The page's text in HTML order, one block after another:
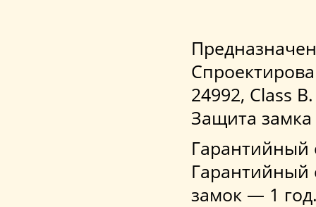
24992, Class B.
Защита
Гарантийный
Гарантийный
замок — 1